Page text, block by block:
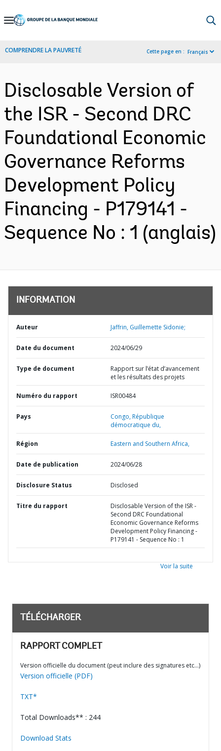
Skip
Navigation
COMPRENDRE LA PAUVRETÉ Cette page en : Français
Disclosable Version of
the ISR - Second DRC
Foundational Economic
Governance Reforms
Development Policy
Financing - P179141 -
Sequence No : 1 (anglais)
INFORMATION
Auteur Jaffrin, Guillemette Sidonie;
Date du document 2024/06/29
Type de document
Rapport sur l’état d’avancement
et les résultats des projets
Numéro du rapport ISR00484
Pays Congo,République
démocratique du,
Région Eastern and Southern Africa,
Date de publication 2024/06/28
Disclosure Status Disclosed
Titre du rapport
Disclosable Version of the ISR -
Second DRC Foundational
Economic Governance Reforms
Development Policy Financing -
P179141 - Sequence No : 1
Voir la suite
TÉLÉCHARGER
RAPPORT COMPLET
Version officielle du document (peut inclure des signatures etc…)
Version officielle (PDF)
TXT*
Total Downloads** : 244
Download Stats